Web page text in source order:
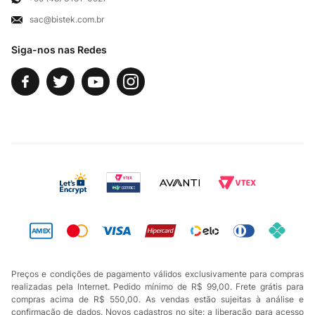
Siga-nos nas Redes
Fale Conosco
sac@bistek.com.br
Preços e condições de pagamento válidos exclusivamente para compras
realizadas pela Internet. Pedido mínimo de R$ 99,00. Frete grátis para
compras acima de R$ 550,00. As vendas estão sujeitas à análise e
confirmação de dados. Novos cadastros no site: a liberação para acesso